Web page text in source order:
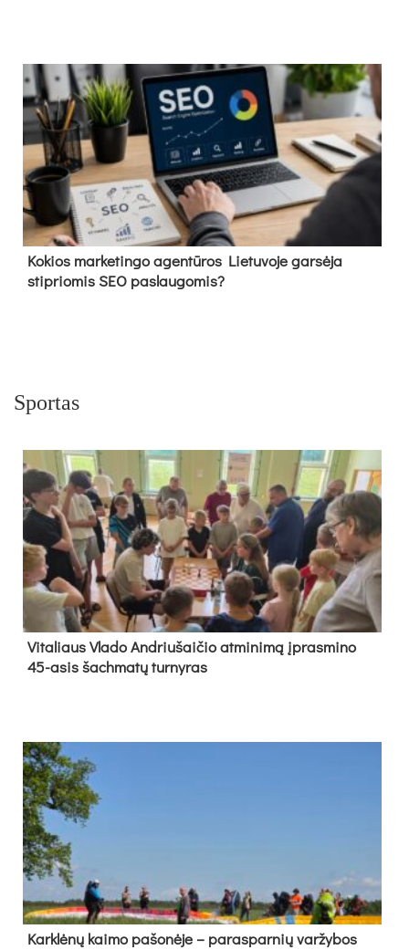
Kokios marketingo agentūros Lietuvoje garsėja
stipriomis SEO paslaugomis?
Sportas
Vi­ta­liaus Vla­do And­riu­šai­čio at­mi­ni­mą įpras­mi­no
45-asis šach­ma­tų tur­ny­ras
Kark­lė­nų kai­mo pa­šo­nė­je – pa­ras­par­nių var­žy­bos